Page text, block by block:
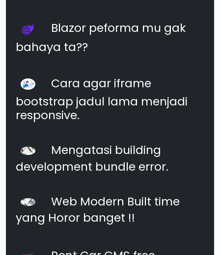
Blazor peforma mu gak
bahaya ta??
Cara agar iframe
bootstrap jadul lama menjadi
responsive.
Mengatasi building
development bundle error.
Web Modern Built time
yang Horor banget !!